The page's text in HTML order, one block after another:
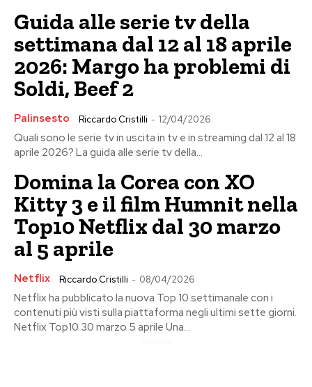
Guida alle serie tv della
settimana dal 12 al 18 aprile
2026: Margo ha problemi di
Soldi, Beef 2
Palinsesto Riccardo Cristilli - 12/04/2026
Quali sono le serie tv in uscita in tv e in streaming dal 12 al 18
aprile 2026? La guida alle serie tv della...
Domina la Corea con XO
Kitty 3 e il film Humnit nella
Top10 Netflix dal 30 marzo
al 5 aprile
Netflix Riccardo Cristilli - 08/04/2026
Netflix ha pubblicato la nuova Top 10 settimanale con i
contenuti più visti sulla piattaforma negli ultimi sette giorni.
Netflix Top10 30 marzo 5 aprile Una...